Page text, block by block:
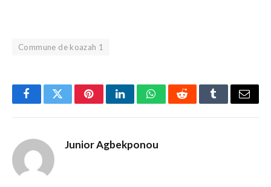
Commune de koazah 1
FacebookTwitterPinterestLinkedInWhatsAppRedditTumblrEmail
Junior Agbekponou